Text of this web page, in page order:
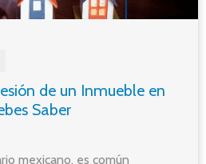
de un Inmueble en
Saber
mexicano, es común